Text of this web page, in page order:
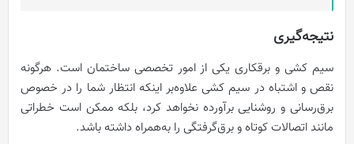
نتیجه‌گیری
سیم کشی و برقکاری یکی از امور تخصصی ساختمان است. هرگونه
نقص و اشتباه در سیم کشی علاوه‌بر اینکه انتظار شما را در خصوص
برق‌رسانی و روشنایی برآورده نخواهد کرد، بلکه ممکن است خطراتی
مانند اتصالات کوتاه و برق‌گرفتگی را به‌همراه داشته باشد.